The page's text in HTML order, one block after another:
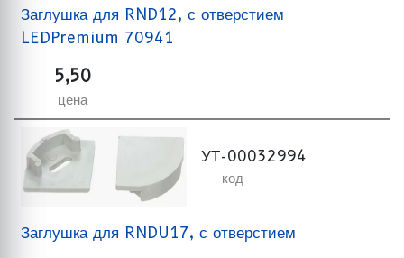
Заглушка для RND12, с отверстием
LEDPremium 70941
5,50
цена
УТ-00032994
код
Заглушка для RNDU17, с отверстием